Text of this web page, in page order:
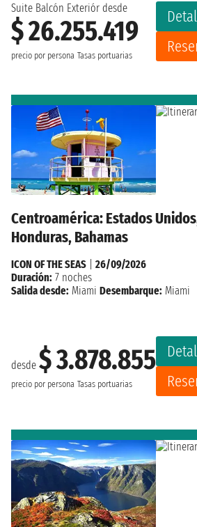
Suite Balcón Exteriór desde
$ 26.255.419
precio por persona Tasas portuarias
Centroamérica: Estados
Honduras, Bahamas
desde $ 3.878.855
precio por persona Tasas portuarias
ICON OF THE SEAS
26/09/2026
Duración: 7 noches
Salida desde: Miami Desembarque: Miami